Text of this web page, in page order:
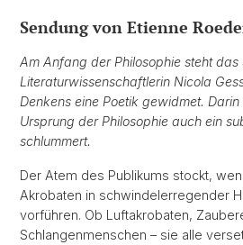
Sendung von Etienne
Am Anfang der Philosophie steht das
Literaturwissenschaftlerin Nicola
Denkens eine Poetik gewidmet.
Ursprung der Philosophie auch ein
schlummert.
Der Atem des Publikums stockt,
Akrobaten in schwindelerregender
vorführen. Ob Luftakrobaten,
Schlangenmenschen – sie alle